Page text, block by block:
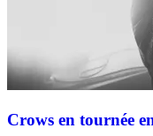
Crows en tournée